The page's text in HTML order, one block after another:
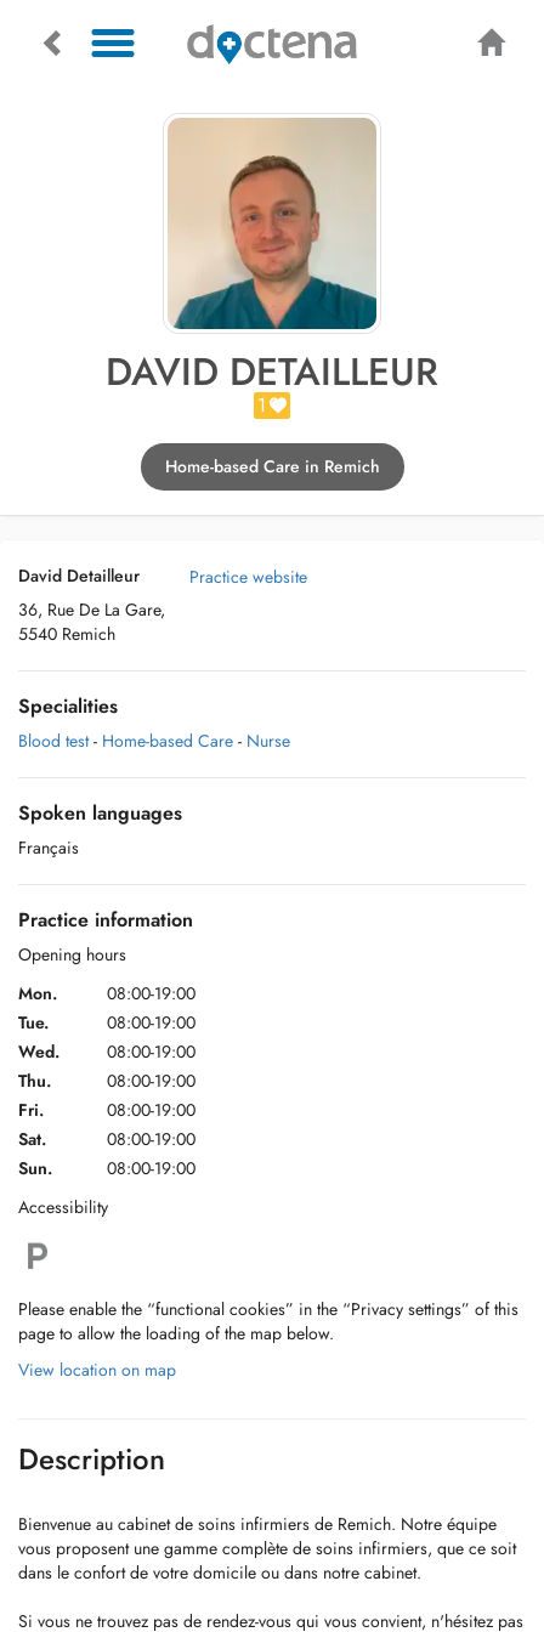
DAVID DETAILLEUR
1
Home-based Care in Remich
David Detailleur
36, Rue De La Gare,
5540 Remich
Practice website
Specialities
Blood test - Home-based Care - Nurse
Spoken languages
Français
Practice information
Opening hours
Mon.
08:00-19:00
Tue.
08:00-19:00
Wed.
08:00-19:00
Thu.
08:00-19:00
Fri.
08:00-19:00
Sat.
08:00-19:00
Sun.
08:00-19:00
Accessibility
Please enable the “functional cookies” in the “Privacy settings” of this
page to allow the loading of the map below.
View location on map
Description
Bienvenue au cabinet de soins infirmiers de Remich. Notre équipe
vous proposent une gamme complète de soins infirmiers, que ce soit
dans le confort de votre domicile ou dans notre cabinet.
Si vous ne trouvez pas de rendez-vous qui vous convient, n'hésitez pas